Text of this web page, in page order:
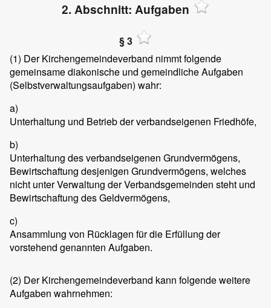
2. Abschnitt: Aufgaben
§ 3
(1) Der Kirchengemeindeverband nimmt folgende
gemeinsame diakonische und gemeindliche Aufgaben
(Selbstverwaltungsaufgaben) wahr:
a)
Unterhaltung und Betrieb der verbandseigenen Friedhöfe,
b)
Unterhaltung des verbandseigenen Grundvermögens,
Bewirtschaftung desjenigen Grundvermögens, welches
nicht unter Verwaltung der Verbandsgemeinden steht und
Bewirtschaftung des Geldvermögens,
c)
Ansammlung von Rücklagen für die Erfüllung der
vorstehend genannten Aufgaben.
(2) Der Kirchengemeindeverband kann folgende weitere
Aufgaben wahrnehmen: